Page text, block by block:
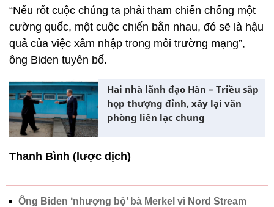
“Nếu rốt cuộc chúng ta phải tham chiến chống một
cường quốc, một cuộc chiến bắn nhau, đó sẽ là hậu
quả của việc xâm nhập trong môi trường mạng”,
ông Biden tuyên bố.
Hai nhà lãnh đạo Hàn – Triều sắp
họp thượng đỉnh, xây lại văn
phòng liên lạc chung
Thanh Bình (lược dịch)
Ông Biden ‘nhượng bộ’ bà Merkel vì Nord Stream